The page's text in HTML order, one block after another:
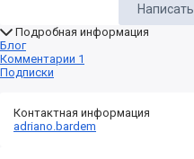
Написать
Подробная информация
Блог
Комментарии 1
Подписки
Контактная информация
adriano.bardem